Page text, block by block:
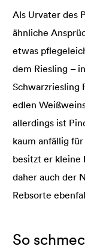
Als Urvater des
ähnliche
etwas
dem Riesling –
Schwarzriesling
edlen
allerdings ist
kaum anfällig
besitzt er kleine
daher auch der
Rebsorte
So